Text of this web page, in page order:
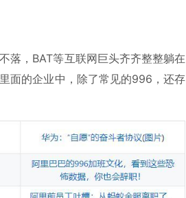
落，BAT等互联网巨头齐齐整整躺在
面的企业中，除了常见的996，还存